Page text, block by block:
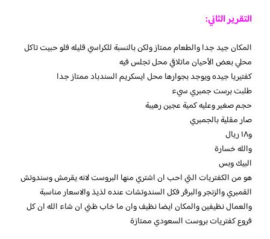
التقرير الثاني:
المكان جيد جدا والطعام ممتاز ولكن بالنسبة للكراسي قليله فلو حبيت تاكل
محلي بعض الأحيان ماتلاقي محل تجلس فيه
كفتيريا جيده ويوجد بجوارها محل ايسكريم السندباد ممتاز جدا
طلبت برست جمبري سيء
حجم صغير وعليه كمية عجين رهيبة
صار مقلية بالجمبري
و١٨ ريال
والله خسارة
البيك وبس
هو من الكفتريات التي احب ان اشتري منها البروست لانه يقرمش وسندوتش
القمبري والزنجر والبرقر فكل السندوتشات عنده لذيذ والاسعار مناسبة
والعمال نظيفين والمكان ايضا نظيف وان ما خاب ظني ان شاء الله ان كل
فروع كفتريات بروست السعودي ممتازة